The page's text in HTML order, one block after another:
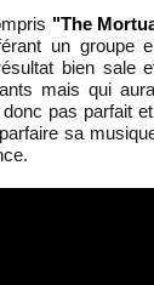
"The
un groupe
bien sale
mais qui
pas parfait
sa